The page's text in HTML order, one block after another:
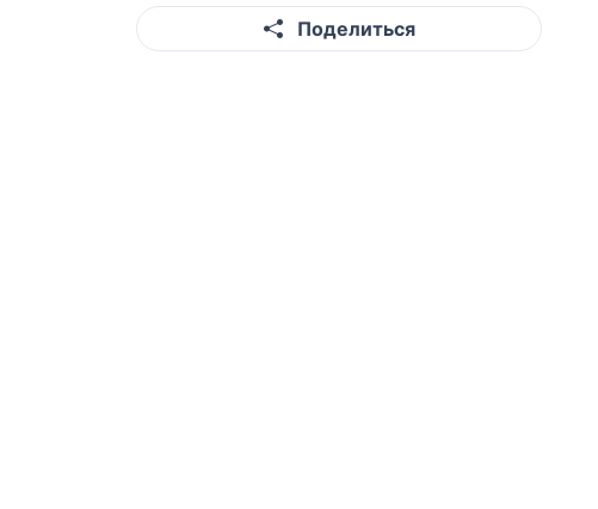
Поделиться